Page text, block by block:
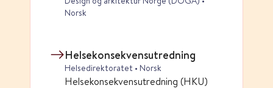
Norsk
Helsekonsekvensutredning
Helsedirektoratet • Norsk
Helsekonsekvensutredning (HKU)